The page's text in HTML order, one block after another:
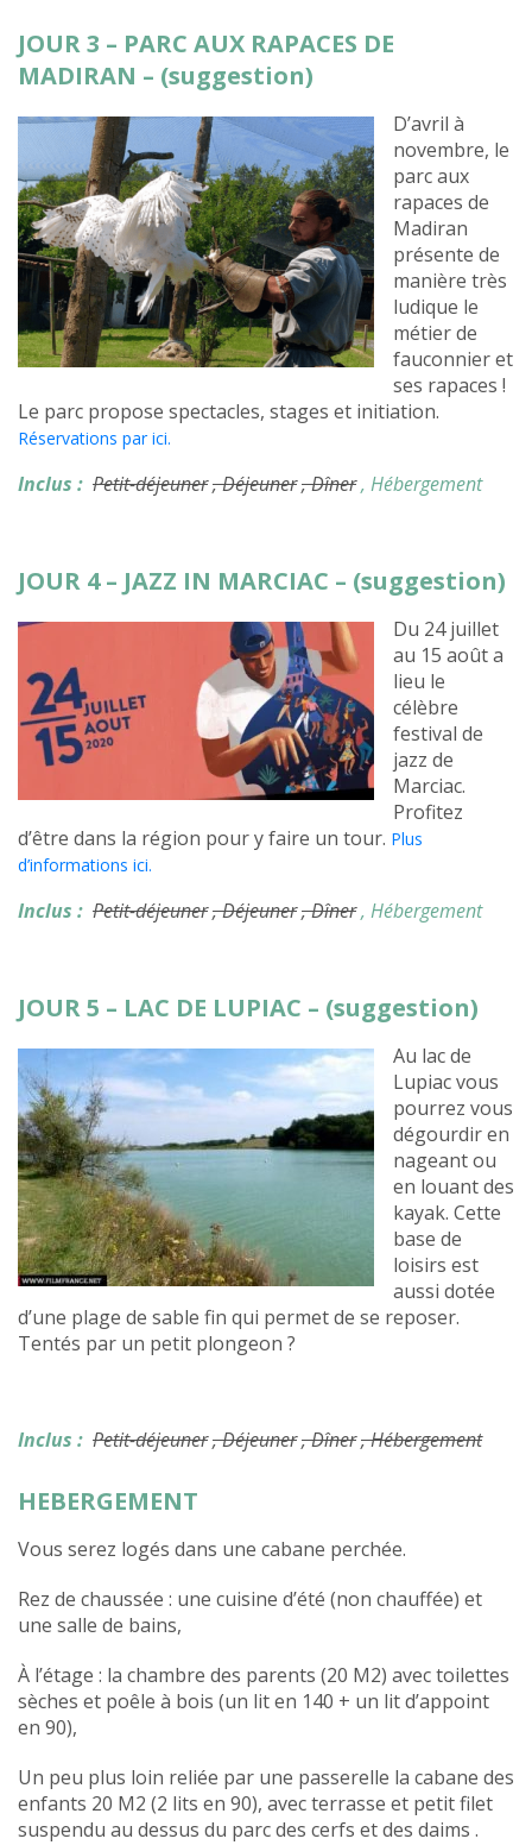
JOUR 3 – PARC AUX RAPACES DE
MADIRAN – (suggestion)
D’avril à
novembre, le
parc aux
rapaces de
Madiran
présente de
manière très
ludique le
métier de
fauconnier et
ses rapaces !
Le parc propose spectacles, stages et initiation.
Réservations par ici.
Inclus : Petit-déjeuner, Déjeuner, Dîner, Hébergement
JOUR 4 – JAZZ IN MARCIAC – (suggestion)
Du 24 juillet
au 15 août a
lieu le
célèbre
festival de
jazz de
Marciac.
Profitez
d’être dans la région pour y faire un tour. Plus
d’informations ici.
Inclus : Petit-déjeuner, Déjeuner, Dîner, Hébergement
JOUR 5 – LAC DE LUPIAC – (suggestion)
Au lac de
Lupiac vous
pourrez vous
dégourdir en
nageant ou
en louant des
kayak. Cette
base de
loisirs est
aussi dotée
d’une plage de sable fin qui permet de se reposer.
Tentés par un petit plongeon ?
Inclus : Petit-déjeuner, Déjeuner, Dîner, Hébergement
HEBERGEMENT
Vous serez logés dans une cabane perchée.
Rez de chaussée : une cuisine d’été (non chauffée) et
une salle de bains,
À l’étage : la chambre des parents (20 M2) avec toilettes
sèches et poêle à bois (un lit en 140 + un lit d’appoint
en 90),
Un peu plus loin reliée par une passerelle la cabane des
enfants 20 M2 (2 lits en 90), avec terrasse et petit filet
suspendu au dessus du parc des cerfs et des daims .